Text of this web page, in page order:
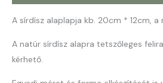
A sírdísz alaplapja kb. 20cm * 12cm, a
A natúr sírdísz alapra tetszőleges
kérhető.